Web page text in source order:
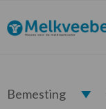
de
hoofdnavigatie
de
hoofd
de
eerste
de
voettekst
Melkveebedrijf.nl
Bemesting